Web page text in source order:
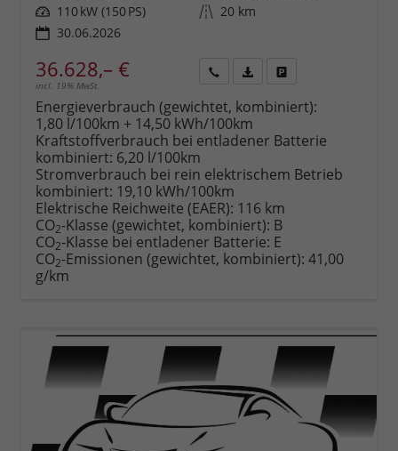
Leistung 110 kW (150 PS) Kilometerstand 20 km
30.06.2026
36.628,– €
incl. 19% MwSt.
anfordernDatei,
Fahrzeugexposé
drucken
drucken,
parken
oder
vergleichen
Energieverbrauch (gewichtet, kombiniert):
1,80 l/100km + 14,50 kWh/100km
Kraftstoffverbrauch bei entladener Batterie
kombiniert: 6,20 l/100km
Stromverbrauch bei rein elektrischem Betrieb
kombiniert: 19,10 kWh/100km
Elektrische Reichweite (EAER): 116 km
CO2-Klasse (gewichtet, kombiniert): B
CO2-Klasse bei entladener Batterie: E
CO2-Emissionen (gewichtet, kombiniert): 41,00
g/km